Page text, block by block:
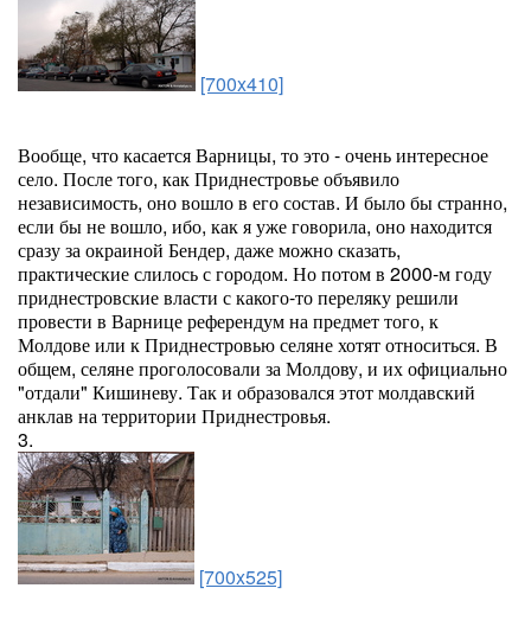
[700x410]
Вообще, что касается Варницы, то это - очень интересное
село. После того, как Приднестровье объявило
независимость, оно вошло в его состав. И было бы странно,
если бы не вошло, ибо, как я уже говорила, оно находится
сразу за окраиной Бендер, даже можно сказать,
практические слилось с городом. Но потом в 2000-м году
приднестровские власти с какого-то переляку решили
провести в Варнице референдум на предмет того, к
Молдове или к Приднестровью селяне хотят относиться. В
общем, селяне проголосовали за Молдову, и их официально
"отдали" Кишиневу. Так и образовался этот молдавский
анклав на территории Приднестровья.
3.
[700x525]